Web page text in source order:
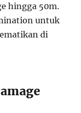
hingga 50m.
untuk
di